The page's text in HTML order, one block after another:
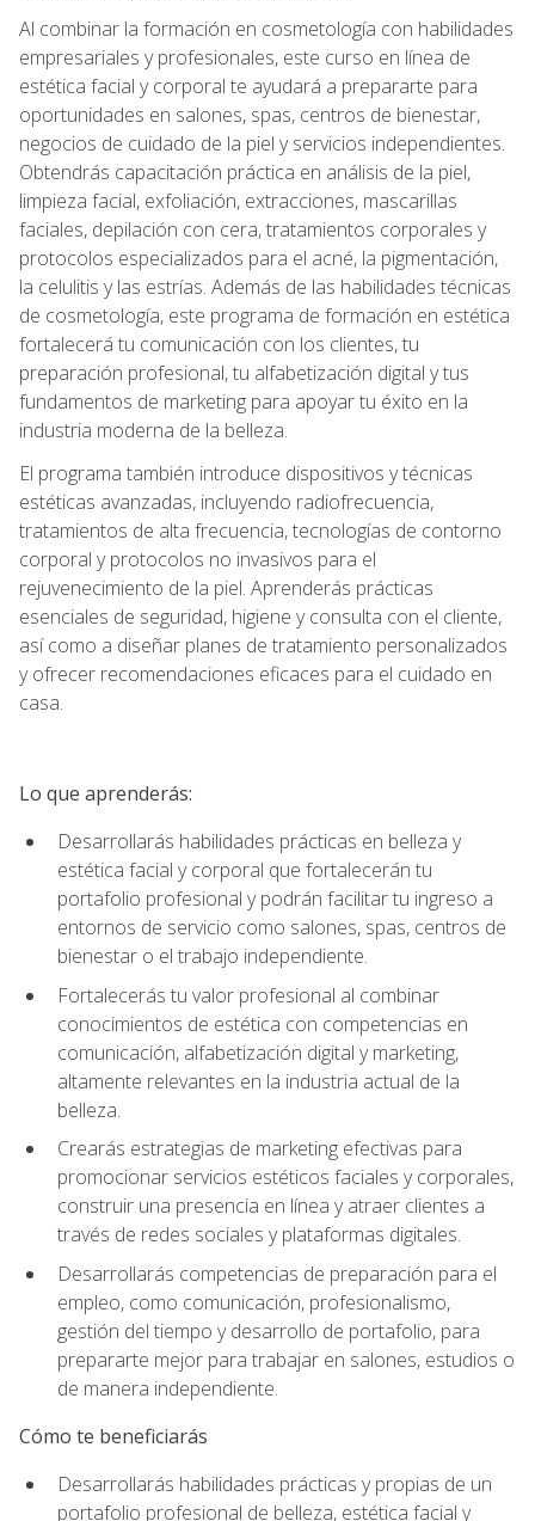
Al combinar la formación en cosmetología con habilidades
empresariales y profesionales, este curso en línea de
estética facial y corporal te ayudará a prepararte para
oportunidades en salones, spas, centros de bienestar,
negocios de cuidado de la piel y servicios independientes.
Obtendrás capacitación práctica en análisis de la piel,
limpieza facial, exfoliación, extracciones, mascarillas
faciales, depilación con cera, tratamientos corporales y
protocolos especializados para el acné, la pigmentación,
la celulitis y las estrías. Además de las habilidades técnicas
de cosmetología, este programa de formación en estética
fortalecerá tu comunicación con los clientes, tu
preparación profesional, tu alfabetización digital y tus
fundamentos de marketing para apoyar tu éxito en la
industria moderna de la belleza.
El programa también introduce dispositivos y técnicas
estéticas avanzadas, incluyendo radiofrecuencia,
tratamientos de alta frecuencia, tecnologías de contorno
corporal y protocolos no invasivos para el
rejuvenecimiento de la piel. Aprenderás prácticas
esenciales de seguridad, higiene y consulta con el cliente,
así como a diseñar planes de tratamiento personalizados
y ofrecer recomendaciones eficaces para el cuidado en
casa.
Lo que aprenderás:
Desarrollarás habilidades prácticas en belleza y
estética facial y corporal que fortalecerán tu
portafolio profesional y podrán facilitar tu ingreso a
entornos de servicio como salones, spas, centros de
bienestar o el trabajo independiente.
Fortalecerás tu valor profesional al combinar
conocimientos de estética con competencias en
comunicación, alfabetización digital y marketing,
altamente relevantes en la industria actual de la
belleza.
Crearás estrategias de marketing efectivas para
promocionar servicios estéticos faciales y corporales,
construir una presencia en línea y atraer clientes a
través de redes sociales y plataformas digitales.
Desarrollarás competencias de preparación para el
empleo, como comunicación, profesionalismo,
gestión del tiempo y desarrollo de portafolio, para
prepararte mejor para trabajar en salones, estudios o
de manera independiente.
Cómo te beneficiarás
Desarrollarás habilidades prácticas y propias de un
portafolio profesional de belleza, estética facial y